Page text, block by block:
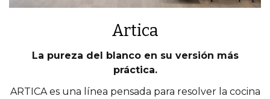
Artica
La pureza del blanco en su versión más
práctica.
ARTICA es una línea pensada para resolver la cocina